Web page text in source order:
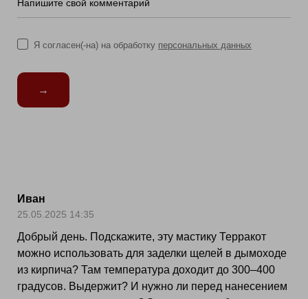
Напишите свой комментарий
→
Я согласен(-на) на обработку персональных данных
Иван
25.05.2025 14:35
Добрый день. Подскажите, эту мастику Терракот
можно использовать для заделки щелей в дымоходе
из кирпича? Там температура доходит до 300–400
градусов. Выдержит? И нужно ли перед нанесением